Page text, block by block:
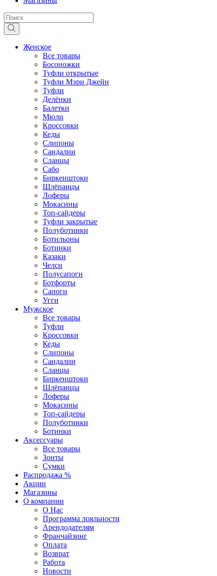
Женское
Все товары
Босоножки
Туфли открытые
Туфли Мэри Джейн
Туфли
Делёнки
Балетки
Мюли
Кроссовки
Кеды
Слипоны
Сандалии
Сланцы
Сабо
Биркенштоки
Шлёпанцы
Лоферы
Мокасины
Топ-сайдеры
Туфли закрытые
Полуботинки
Ботильоны
Ботинки
Казаки
Челси
Полусапоги
Ботфорты
Сапоги
Угги
Мужское
Все товары
Туфли
Кроссовки
Кеды
Слипоны
Сандалии
Сланцы
Биркенштоки
Шлёпанцы
Лоферы
Мокасины
Топ-сайдеры
Полуботинки
Ботинки
Аксессуары
Все товары
Зонты
Сумки
Распродажа %
Акции
Магазины
О компании
О Нас
Программа лояльности
Арендодателям
Франчайзинг
Оплата
Возврат
Работа
Новости